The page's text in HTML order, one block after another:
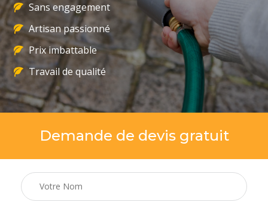
Sans engagement
Artisan passionné
Prix imbattable
Travail de qualité
Demande de devis gratuit